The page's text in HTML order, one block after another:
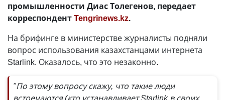
промышленности Диас Толегенов, передает
корреспондентTengrinews.kz.
На брифинге в министерстве журналисты подняли
вопрос использования казахстанцами интернета
Starlink. Оказалось, что это незаконно.
"По этому вопросу скажу, что такие люди